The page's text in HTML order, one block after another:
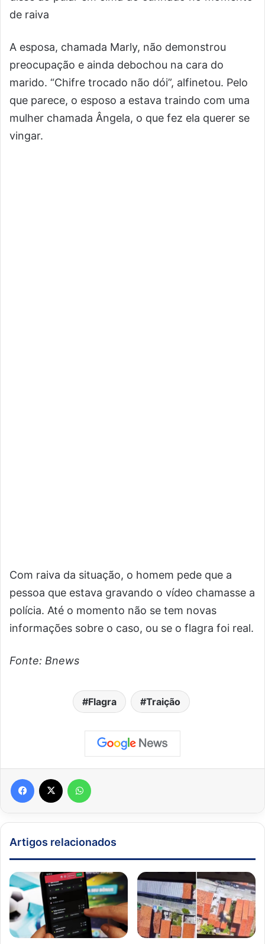
de raiva
A esposa, chamada Marly, não demonstrou
preocupação e ainda debochou na cara do
marido. “Chifre trocado não dói”, alfinetou. Pelo
que parece, o esposo a estava traindo com uma
mulher chamada Ângela, o que fez ela querer se
vingar.
Com raiva da situação, o homem pede que a
pessoa que estava gravando o vídeo chamasse a
polícia. Até o momento não se tem novas
informações sobre o caso, ou se o flagra foi real.
Fonte: Bnews
Flagra Traição
Facebook
Artigos relacionados